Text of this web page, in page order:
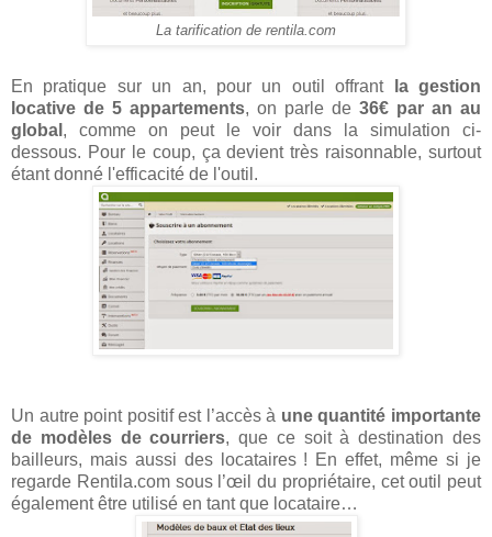
La tarification de rentila.com
En pratique sur un an, pour un outil offrant
la gestion
locative de 5 appartements, on parle de 36€ par an au
global , comme on peut le voir dans la simulation ci-
dessous. Pour le coup, ça devient très raisonnable, surtout
étant donné l'efficacité de l'outil.
Un autre point positif est l’accès à une quantité importante
de modèles de courriers, que ce soit à destination des
bailleurs, mais aussi des locataires ! En effet, même si je
regarde Rentila.com sous l’œil du propriétaire, cet outil peut
également être utilisé en tant que locataire…